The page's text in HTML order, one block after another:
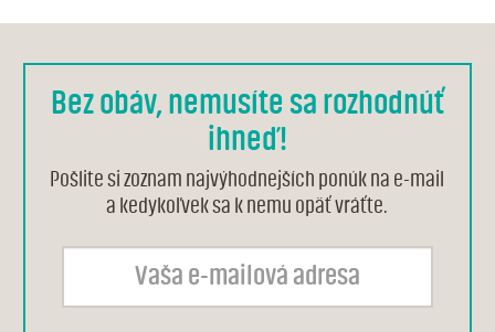
Bez obáv, nemusíte sa rozhodnúť
ihneď!
Pošlite si zoznam najvýhodnejších ponúk na e-mail
a kedykoľvek sa k nemu opäť vráťte.